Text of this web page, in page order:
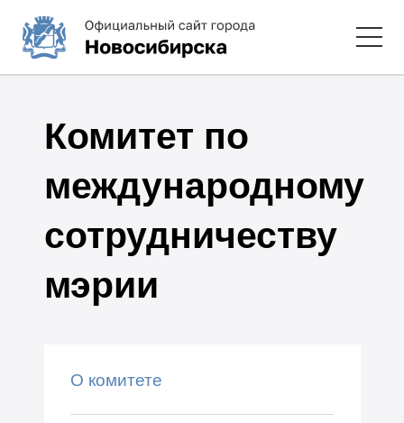
Комитет по
международному
сотрудничеству
мэрии
О комитете